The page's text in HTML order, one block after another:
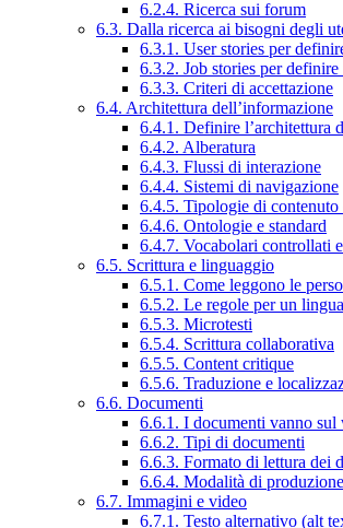
6.2.4. Ricerca sui forum
6.3. Dalla ricerca ai bisogni degli
6.3.1. User stories per
6.3.2. Job stories per
6.3.3. Criteri di accettazione
6.4. Architettura dell’informazione
6.4.1. Definire l’architettura
6.4.2. Alberatura
6.4.3. Flussi di interazione
6.4.4. Sistemi di navigazione
6.4.5. Tipologie di contenuto
6.4.6. Ontologie e standard
6.4.7. Vocabolari controllati
6.5. Scrittura e linguaggio
6.5.1. Come leggono le
6.5.2. Le regole per un
6.5.3. Microtesti
6.5.4. Scrittura collaborativa
6.5.5. Content critique
6.5.6. Traduzione e
6.6. Documenti
6.6.1. I documenti vanno sul
6.6.2. Tipi di documenti
6.6.3. Formato di lettura dei
6.6.4. Modalità di
6.7. Immagini e video
6.7.1. Testo alternativo (alt